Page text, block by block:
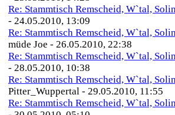
Re: Stammtisch Remscheid, W`tal,
- 24.05.2010, 13:09
Re: Stammtisch Remscheid, W`tal,
müde Joe - 26.05.2010, 22:38
Re: Stammtisch Remscheid, W`tal,
- 28.05.2010, 10:38
Re: Stammtisch Remscheid, W`tal,
Pitter_Wuppertal - 29.05.2010, 11:55
Re: Stammtisch Remscheid, W`tal,